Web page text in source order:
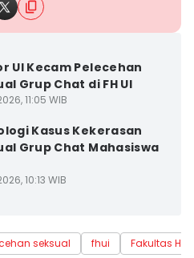
UI Kecam Pelecehan
Grup Chat di FH UI
11:05 WIB
Kasus Kekerasan
Grup Chat Mahasiswa
10:13 WIB
seksual fhui
Fakultas